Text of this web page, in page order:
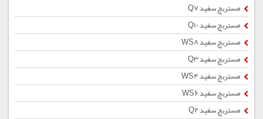
مستربچ سفید Q7
مستربچ سفید Q10
مستربچ سفید WS8
مستربچ سفید Q3
مستربچ سفید WS4
مستربچ سفید WS6
مستربچ سفید Q2